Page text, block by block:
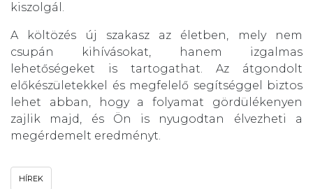
kiszolgál.
A költözés új szakasz az életben, mely nem
csupán kihívásokat, hanem izgalmas
lehetőségeket is tartogathat. Az átgondolt
előkészületekkel és megfelelő segítséggel biztos
lehet abban, hogy a folyamat gördülékenyen
zajlik majd, és Ön is nyugodtan élvezheti a
megérdemelt eredményt.
HÍREK